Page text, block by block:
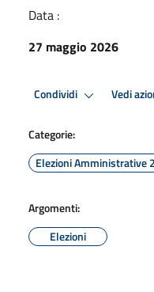
Data :
27 maggio 2026
Condividi Vedi
Categorie:
Elezioni Amministrative
Argomenti:
Elezioni